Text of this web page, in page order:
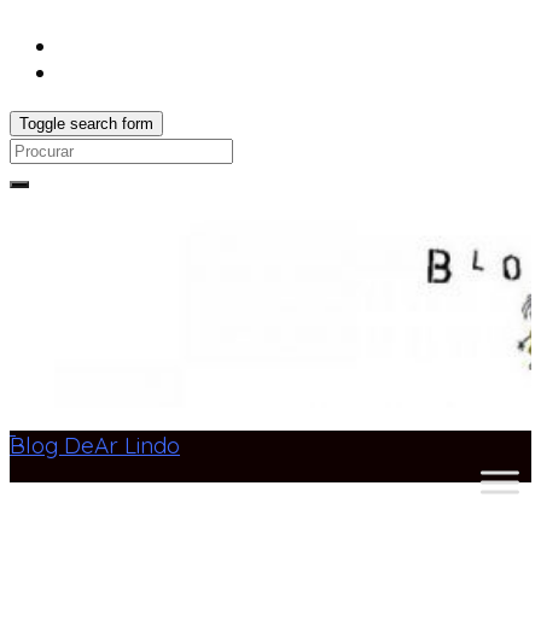
Toggle search form
Search
Blog DeAr Lindo